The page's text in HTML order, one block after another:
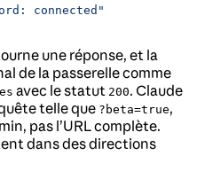
connected"
une réponse, et la
de la passerelle comme
avec le statut 200. Claude
telle que ?beta=true,
pas l’URL complète.
dans des directions